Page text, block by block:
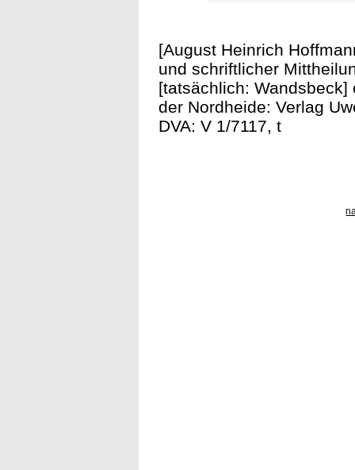
[August Heinrich
und schriftlicher
[tatsächlich:
der Nordheide: Verlag
DVA: V 1/7117, t